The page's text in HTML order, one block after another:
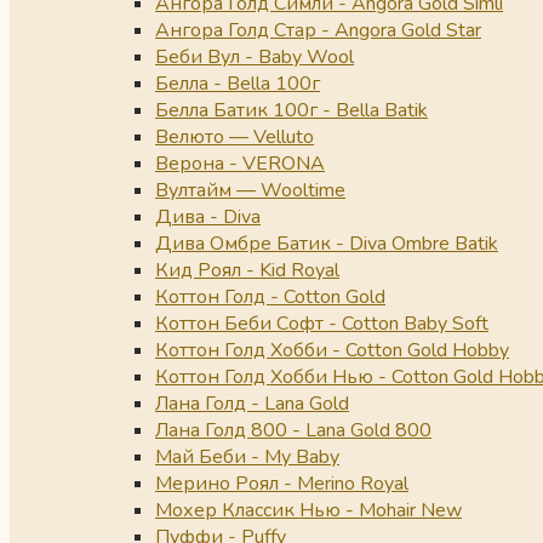
Ангора Голд Стар - Angora Gold Star
Беби Вул - Baby Wool
Белла - Bella 100г
Белла Батик 100г - Bella Batik
Велюто — Velluto
Верона - VERONA
Вултайм — Wooltime
Дива - Diva
Дива Омбре Батик - Diva Ombre Batik
Кид Роял - Kid Royal
Коттон Голд - Cotton Gold
Коттон Беби Софт - Cotton Baby Soft
Коттон Голд Хобби - Cotton Gold Hobby
Коттон Голд Хобби Нью - Cotton Gold
Лана Голд - Lana Gold
Лана Голд 800 - Lana Gold 800
Май Беби - My Baby
Мерино Роял - Merino Royal
Мохер Классик Нью - Mohair New
Пуффи - Puffy